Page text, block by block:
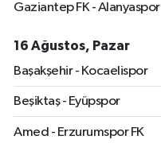
Gaziantep FK - Alanyaspor
16 Ağustos, Pazar
Başakşehir - Kocaelispor
Beşiktaş - Eyüpspor
Amed - Erzurumspor FK